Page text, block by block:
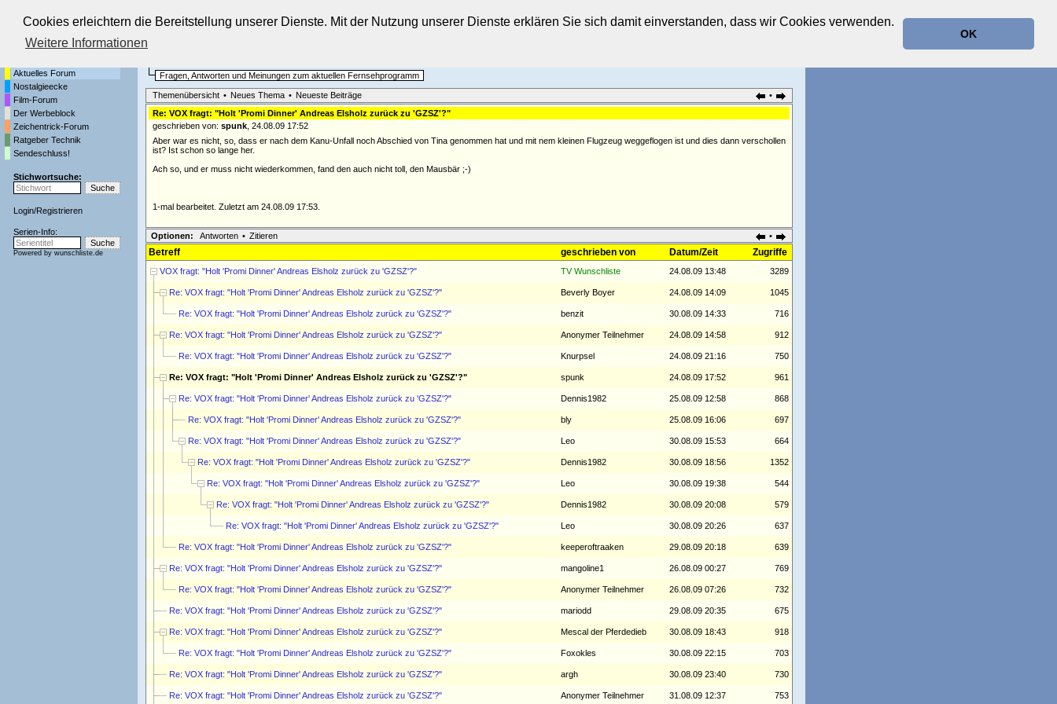
Cookies erleichtern die Bereitstellung unserer Dienste. Mit der Nutzung unserer Dienste erklären Sie sich damit einverstanden, dass wir Cookies verwenden.
Weitere Informationen
OK
Die Fernseh-Diskussionsforen von
Aktuelles Forum
Nostalgieecke
Film-Forum
Der Werbeblock
Zeichentrick-Forum
Ratgeber Technik
Sendeschluss!
Stichwortsuche:
Login/Registrieren
Serien-Info:
Powered by wunschliste.de
Fragen, Antworten und Meinungen zum aktuellen Fernsehprogramm
Themenübersicht • Neues Thema • Neueste Beiträge
•
Re: VOX fragt: "Holt 'Promi Dinner' Andreas Elsholz zurück zu 'GZSZ'?"
geschrieben von: spunk, 24.08.09 17:52
Aber war es nicht, so, dass er nach dem Kanu-Unfall noch Abschied von Tina genommen hat und mit nem kleinen Flugzeug weggeflogen ist und dies dann verschollen
ist? Ist schon so lange her.
Ach so, und er muss nicht wiederkommen, fand den auch nicht toll, den Mausbär ;-)
1-mal bearbeitet. Zuletzt am 24.08.09 17:53.
•
Optionen: Antworten • Zitieren
Betreff geschrieben von Datum/Zeit Zugriffe
VOX fragt: "Holt 'Promi Dinner' Andreas Elsholz zurück zu 'GZSZ'?" TV Wunschliste 24.08.09 13:48 3289
Re: VOX fragt: "Holt 'Promi Dinner' Andreas Elsholz zurück zu 'GZSZ'?" Beverly Boyer 24.08.09 14:09 1045
Re: VOX fragt: "Holt 'Promi Dinner' Andreas Elsholz zurück zu 'GZSZ'?" benzit 30.08.09 14:33 716
Re: VOX fragt: "Holt 'Promi Dinner' Andreas Elsholz zurück zu 'GZSZ'?" Anonymer Teilnehmer 24.08.09 14:58 912
Re: VOX fragt: "Holt 'Promi Dinner' Andreas Elsholz zurück zu 'GZSZ'?" Knurpsel 24.08.09 21:16 750
Re: VOX fragt: "Holt 'Promi Dinner' Andreas Elsholz zurück zu 'GZSZ'?" spunk 24.08.09 17:52 961
Re: VOX fragt: "Holt 'Promi Dinner' Andreas Elsholz zurück zu 'GZSZ'?" Dennis1982 25.08.09 12:58 868
Re: VOX fragt: "Holt 'Promi Dinner' Andreas Elsholz zurück zu 'GZSZ'?" bly 25.08.09 16:06 697
Re: VOX fragt: "Holt 'Promi Dinner' Andreas Elsholz zurück zu 'GZSZ'?" Leo 30.08.09 15:53 664
Re: VOX fragt: "Holt 'Promi Dinner' Andreas Elsholz zurück zu 'GZSZ'?" Dennis1982 30.08.09 18:56 1352
Re: VOX fragt: "Holt 'Promi Dinner' Andreas Elsholz zurück zu 'GZSZ'?" Leo 30.08.09 19:38 544
Re: VOX fragt: "Holt 'Promi Dinner' Andreas Elsholz zurück zu 'GZSZ'?" Dennis1982 30.08.09 20:08 579
Re: VOX fragt: "Holt 'Promi Dinner' Andreas Elsholz zurück zu 'GZSZ'?" Leo 30.08.09 20:26 637
Re: VOX fragt: "Holt 'Promi Dinner' Andreas Elsholz zurück zu 'GZSZ'?" keeperoftraaken 29.08.09 20:18 639
Re: VOX fragt: "Holt 'Promi Dinner' Andreas Elsholz zurück zu 'GZSZ'?" mangoline1 26.08.09 00:27 769
Re: VOX fragt: "Holt 'Promi Dinner' Andreas Elsholz zurück zu 'GZSZ'?" Anonymer Teilnehmer 26.08.09 07:26 732
Re: VOX fragt: "Holt 'Promi Dinner' Andreas Elsholz zurück zu 'GZSZ'?" mariodd 29.08.09 20:35 675
Re: VOX fragt: "Holt 'Promi Dinner' Andreas Elsholz zurück zu 'GZSZ'?" Mescal der Pferdedieb 30.08.09 18:43 918
Re: VOX fragt: "Holt 'Promi Dinner' Andreas Elsholz zurück zu 'GZSZ'?" Foxokles 30.08.09 22:15 703
Re: VOX fragt: "Holt 'Promi Dinner' Andreas Elsholz zurück zu 'GZSZ'?" argh 30.08.09 23:40 730
Re: VOX fragt: "Holt 'Promi Dinner' Andreas Elsholz zurück zu 'GZSZ'?" Anonymer Teilnehmer 31.08.09 12:37 753